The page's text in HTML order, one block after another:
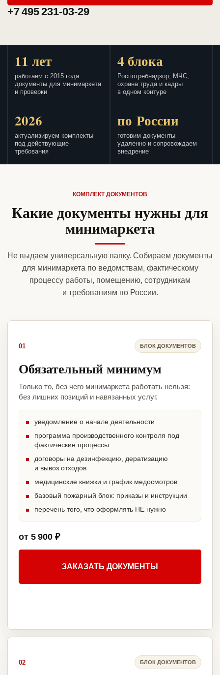
+7 495 231-03-29
11 лет
работаем с 2015 года:
документы для минимаркета
и проверки
4 блока
Роспотребнадзор, МЧС,
охрана труда и кадры
в одном контуре
2026
актуализируем комплекты
под действующие
требования
по России
готовим документы
удаленно и сопровождаем
внедрение
КОМПЛЕКТ ДОКУМЕНТОВ
Какие документы нужны для
минимаркета
Не выдаем универсальную папку. Собираем документы
для минимаркета по ведомствам, фактическому
процессу работы, помещению, сотрудникам
и требованиям по России.
01 БЛОК ДОКУМЕНТОВ
Обязательный минимум
Только то, без чего минимаркета работать нельзя:
без лишних позиций и навязанных услуг.
уведомление о начале деятельности
программа производственного контроля под
фактические процессы
договоры на дезинфекцию, дератизацию
и вывоз отходов
медицинские книжки и график медосмотров
базовый пожарный блок: приказы и инструкции
перечень того, что оформлять НЕ нужно
от 5 900 ₽
ЗАКАЗАТЬ ДОКУМЕНТЫ
02 БЛОК ДОКУМЕНТОВ